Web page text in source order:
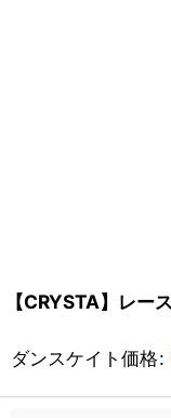
【CRYSTA】レー
ダンスケイト価格: